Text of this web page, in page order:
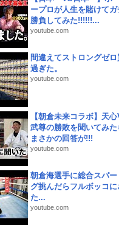
ープロが人生を賭けてガ
勝負してみた!!!!!!...
youtube.com
間違えてストロングゼロ
過ぎた。
youtube.com
【朝倉未来コラボ】天心
武尊の勝敗を聞いてみた
まさかの回答が!!!
youtube.com
朝倉海選手に総合スパー
グ挑んだらフルボッコに
た...
youtube.com